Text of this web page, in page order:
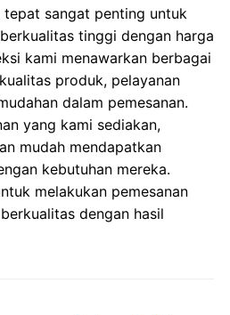
sangat penting untuk
tinggi dengan harga
kami menawarkan berbagai
produk, pelayanan
dalam pemesanan.
yang kami sediakan,
mudah mendapatkan
kebutuhan mereka.
melakukan pemesanan
dengan hasil